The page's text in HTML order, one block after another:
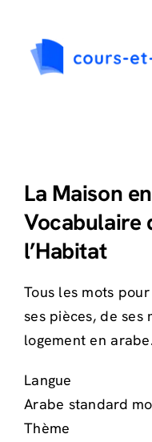
contenu
Collège
Langues
La Maison
Vocabulaire
l’Habitat
Tous les mots
ses pièces, de ses
logement en arabe.
Langue
Arabe standard
Thème